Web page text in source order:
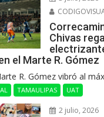
Chivas
el Marte R. Gómez
R. Gómez vibró al
TAMAULIPAS UAT
2 julio, 2026